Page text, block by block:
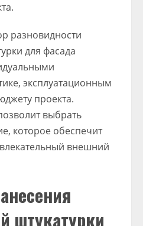
разновидности
для фасада
эксплуатационным
проекта.
выбрать
которое обеспечит
внешний
штукатурки